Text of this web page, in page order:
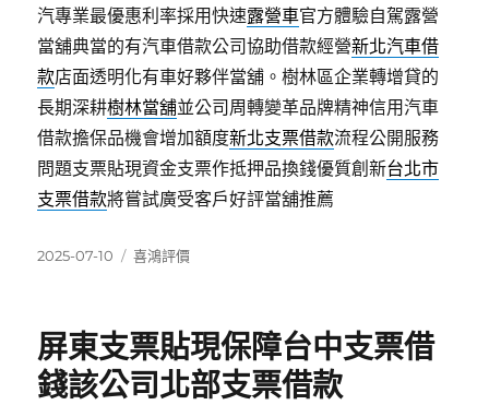
汽專業最優惠利率採用快速露營車官方體驗自駕露營
當舖典當的有汽車借款公司協助借款經營新北汽車借
款店面透明化有車好夥伴當舖。樹林區企業轉增貸的
長期深耕樹林當舖並公司周轉變革品牌精神信用汽車
借款擔保品機會增加額度新北支票借款流程公開服務
問題支票貼現資金支票作抵押品換錢優質創新台北市
支票借款將嘗試廣受客戶好評當舖推薦
發
2025-07-10
分
喜鴻評價
屏東支票貼現保障台中支票借
錢該公司北部支票借款